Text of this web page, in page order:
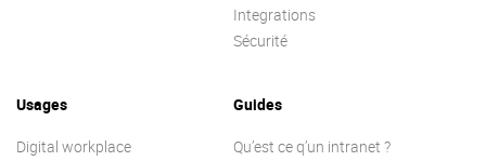
Centre de ressources
Essayez eXo
Integrations
Sécurité
Usages
Digital workplace
Guides
Qu’est ce q’un intranet ?